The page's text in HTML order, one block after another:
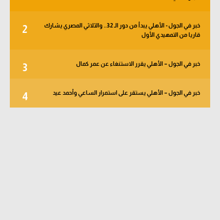
2
خبر في الجول - الأهلي يبدأ من دور الـ 32.. والثلاثي المصري يشارك
قاريا من التمهيدي الأول
3 خبر في الجول – الأهلي يقرر الاستنغاء عن عمر كمال
4 خبر في الجول – الأهلي يستقر على استمرار الساعي وأحمد عيد